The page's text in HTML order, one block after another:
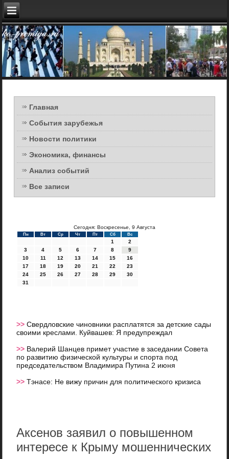
Главная
События зарубежья
Новости политики
Экономика, финансы
Анализ событий
Все записи
Сегодня: Воскресенье, 9 Августа
Пн Вт Ср Чт Пт Сб Вс
1
2
3
4 5 6 7 8
9
10
11 12 13 14 15
16
17
18 19 20 21 22
23
24
25 26 27 28 29
30
31
>>Свердловские чиновники расплатятся за детские сады
своими креслами. Куйвашев: Я предупреждал
>> Валерий Шанцев примет участие в заседании Совета
по развитию физической культуры и спорта под
председательством Владимира Путина 2 июня
>>Тэнасе: Не вижу причин для политического кризиса
Аксенов заявил о повышенном
интересе к Крыму мошеннических